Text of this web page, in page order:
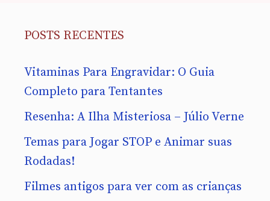
POSTS RECENTES
Vitaminas Para Engravidar: O Guia
Completo para Tentantes
Resenha: A Ilha Misteriosa – Júlio Verne
Temas para Jogar STOP e Animar suas
Rodadas!
Filmes antigos para ver com as crianças